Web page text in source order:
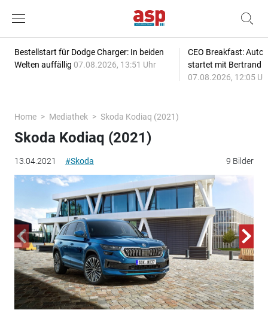
Bestellstart für Dodge Charger: In beiden
Welten auffällig 07.08.2026, 13:51 Uhr
CEO Breakfast:
startet mit Bertrand
07.08.2026, 12:05
Home Mediathek Skoda Kodiaq (2021)
13.04.2021 #Skoda 9 Bilder
Skoda Kodiaq (2021)